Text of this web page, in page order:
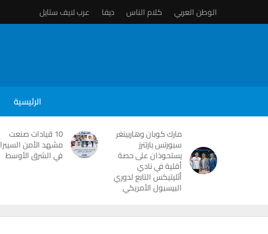
الوطن العربي كلام الناس ديفا عرب لايف ستايل
الرئيسية
مارك كوبان وهاربينغر
سبورتس بارتنرز
يستحوذان على حصة
أقلية في نادي
أثليتيكس التابع لدوري
البيسبول الأمريكي
10 قيادات صنعت
مشهد الأمن
في الشرق الأوسط